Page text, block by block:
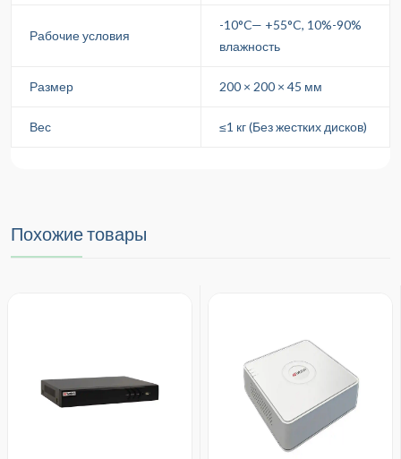
Рабочие условия
-10°C— +55°C, 10%-90%
влажность
Размер 200 × 200 × 45 мм
Вес ≤1 кг (Без жестких дисков)
Похожие товары